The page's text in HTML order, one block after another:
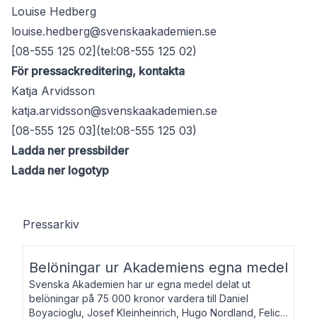
Louise Hedberg
louise.hedberg@svenskaakademien.se
[08-555 125 02](tel:08-555 125 02)
För pressackreditering, kontakta
Katja Arvidsson
katja.arvidsson@svenskaakademien.se
[08-555 125 03](tel:08-555 125 03)
Ladda ner pressbilder
Ladda ner logotyp
Pressarkiv
Belöningar ur Akademiens egna medel
Svenska Akademien har ur egna medel delat ut
belöningar på 75 000 kronor vardera till Daniel
Boyacioglu, Josef Kleinheinrich, Hugo Nordland, Felicia